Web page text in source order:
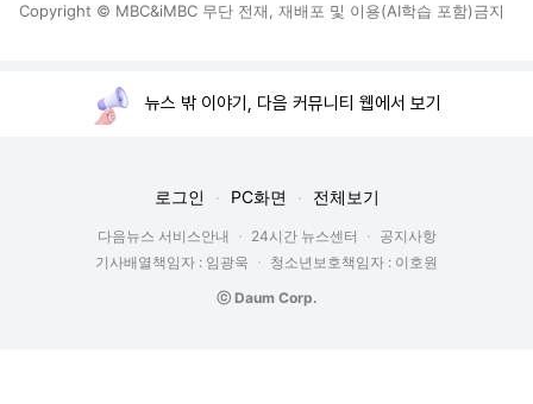
Copyright © MBC&iMBC 무단 전재, 재배포 및 이용(AI학습 포함)금지
뉴스 밖 이야기, 다음 커뮤니티 웹에서 보기
로그인 PC화면 전체보기
다음뉴스 서비스안내 24시간 뉴스센터
공지사항
기사배열책임자 : 임광욱
청소년보호책임자 : 이호원
ⓒ Daum Corp.